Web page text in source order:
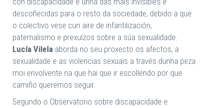
descoñecidas para o resto da sociedade, debido a que
o colectivo vese cun aire de infantilización,
paternalismo e prexuízos sobre a súa sexualidade.
Lucía Vilela aborda no seu proxecto os afectos, a
sexualidade e as violencias sexuais a través dunha peza
moi envolvente na que hai que ir escollendo por que
camiño queremos seguir.
Segundo o Observatorio sobre discapacidade e